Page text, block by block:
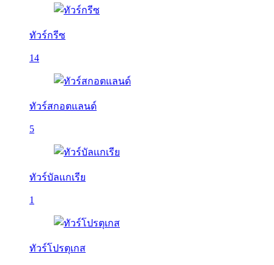
ทัวร์กรีซ
14
ทัวร์สกอตแลนด์
5
ทัวร์บัลเเกเรีย
1
ทัวร์โปรตุเกส